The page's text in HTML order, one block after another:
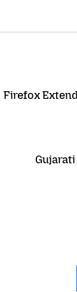
Firefox
Gujarati